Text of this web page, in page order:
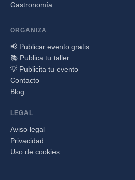
Gastronomía
ORGANIZA
📢 Publicar evento gratis
📚 Publica tu taller
💡 Publicita tu evento
Contacto
Blog
LEGAL
Aviso legal
Privacidad
Uso de cookies